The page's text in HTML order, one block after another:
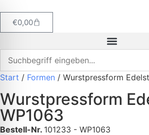
€0,00
Start / Formen / Wurstpressform
Wurstpressform
WP1063
Bestell-Nr. 101233 - WP1063